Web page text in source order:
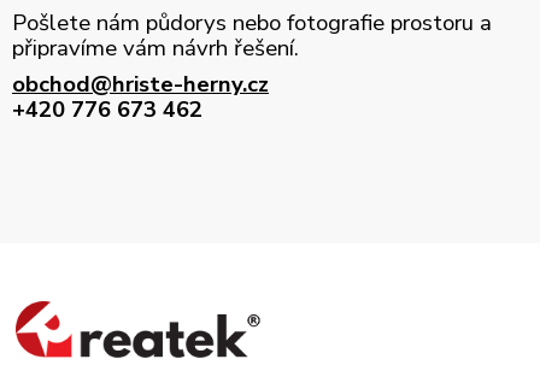
Pošlete nám půdorys nebo fotografie prostoru a
připravíme vám návrh řešení.
obchod@hriste-herny.cz
+420 776 673 462